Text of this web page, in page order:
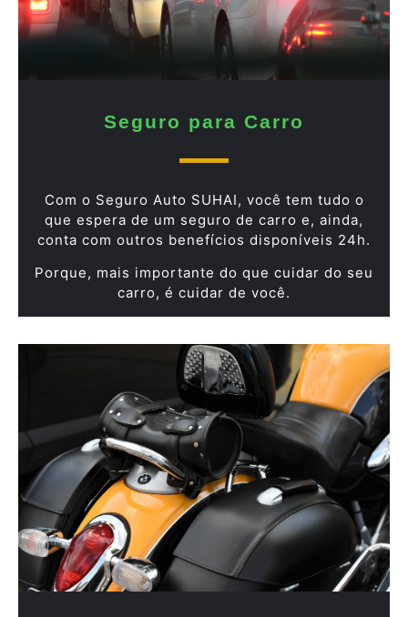
Seguro para Carro
Com o Seguro Auto SUHAI, você tem tudo o
que espera de um seguro de carro e, ainda,
conta com outros benefícios disponíveis 24h.
Porque, mais importante do que cuidar do seu
carro, é cuidar de você.